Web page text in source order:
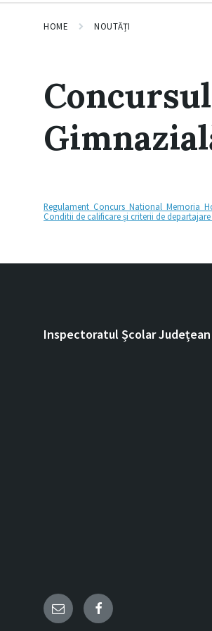
HOME NOUTĂȚI
Conditii de calificare și criterii de
Inspectoratul Școlar
Email Facebook